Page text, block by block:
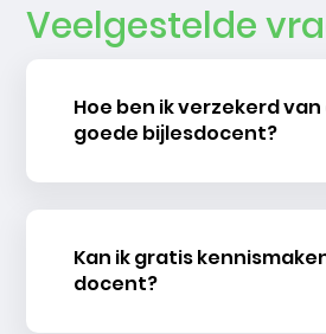
Veelgestelde
Hoe ben ik verzekerd van
goede bijlesdocent?
Kan ik gratis
docent?